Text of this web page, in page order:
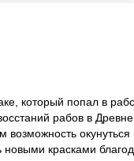
который попал в
рабов в
новыми красками